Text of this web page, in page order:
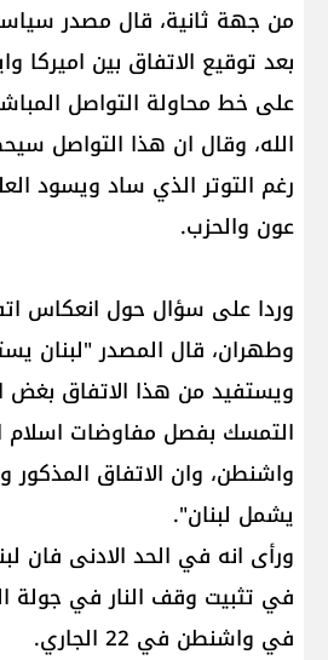
من جهة ثانية، قال مصدر
بعد توقيع الاتفاق بين اميركا
على خط محاولة التواصل
الله، وقال ان هذا التواصل
رغم التوتر الذي ساد ويسود
عون والحزب.
وردا على سؤال حول انعكاس
وطهران، قال المصدر "لبنان
ويستفيد من هذا الاتفاق بغض
التمسك بفصل مفاوضات اسلام
واشنطن، وان الاتفاق
يشمل لبنان".
ورأى انه في الحد الادنى فان
في تثبيت وقف النار في جولة
في واشنطن في 22 الجاري.